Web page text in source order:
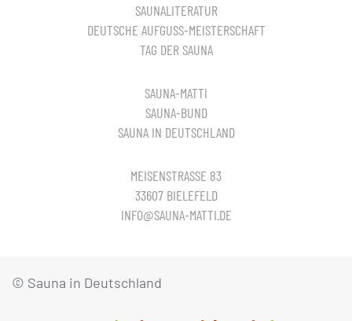
SAUNALITERATUR
DEUTSCHE AUFGUSS-MEISTERSCHAFT
TAG DER SAUNA
SAUNA-MATTI
SAUNA-BUND
SAUNA IN DEUTSCHLAND
MEISENSTRASSE 83
33607 BIELEFELD
INFO@SAUNA-MATTI.DE
© Sauna in Deutschland